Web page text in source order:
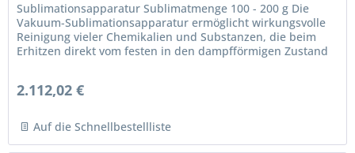
Sublimationsapparatur Sublimatmenge 100 - 200 g Die
Vakuum-Sublimationsapparatur ermöglicht wirkungsvolle
Reinigung vieler Chemikalien und Substanzen, die beim
Erhitzen direkt vom festen in den dampfförmigen Zustand
2.112,02 €
Auf die Schnellbestellliste